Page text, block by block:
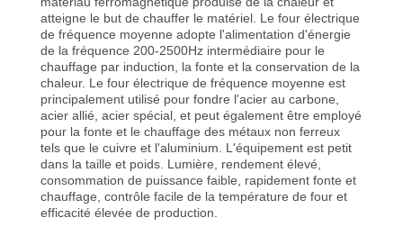
atteigne le but de chauffer le matériel. Le four électrique
de fréquence moyenne adopte l'alimentation d'énergie
de la fréquence 200-2500Hz intermédiaire pour le
chauffage par induction, la fonte et la conservation de la
chaleur. Le four électrique de fréquence moyenne est
principalement utilisé pour fondre l'acier au carbone,
acier allié, acier spécial, et peut également être employé
pour la fonte et le chauffage des métaux non ferreux
tels que le cuivre et l'aluminium. L'équipement est petit
dans la taille et poids. Lumière, rendement élevé,
consommation de puissance faible, rapidement fonte et
chauffage, contrôle facile de la température de four et
efficacité élevée de production.